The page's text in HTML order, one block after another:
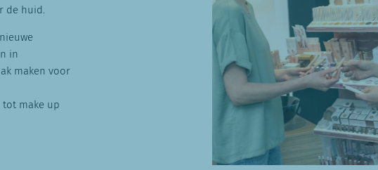
de huid.
in
maken voor
tot make up